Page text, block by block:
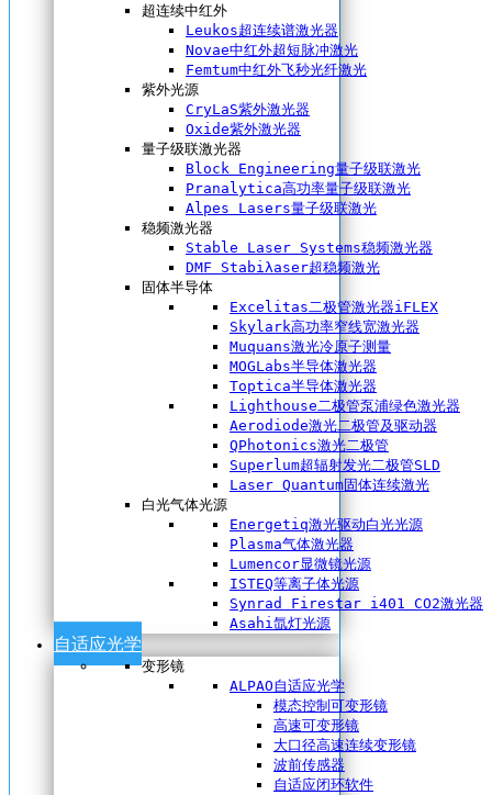
超连续中红外
Leukos超连续谱激光器
Novae中红外超短脉冲激光
Femtum中红外飞秒光纤激光
紫外光源
CryLaS紫外激光器
Oxide紫外激光器
量子级联激光器
Block Engineering量子级联激光
Pranalytica高功率量子级联激光
Alpes Lasers量子级联激光
稳频激光器
Stable Laser Systems稳频激光器
DMF Stabiλaser超稳频激光
固体半导体
Excelitas二极管激光器iFLEX
Skylark高功率窄线宽激光器
Muquans激光冷原子测量
MOGLabs半导体激光器
Toptica半导体激光器
Lighthouse二极管泵浦绿色激光器
Aerodiode激光二极管及驱动器
QPhotonics激光二极管
Superlum超辐射发光二极管SLD
Laser Quantum固体连续激光
白光气体光源
Energetiq激光驱动白光光源
Plasma气体激光器
Lumencor显微镜光源
ISTEQ等离子体光源
Synrad Firestar i401 CO2激光器
Asahi氙灯光源
自适应光学
变形镜
ALPAO自适应光学
模态控制可变形镜
高速可变形镜
大口径高速连续变形镜
波前传感器
自适应闭环软件